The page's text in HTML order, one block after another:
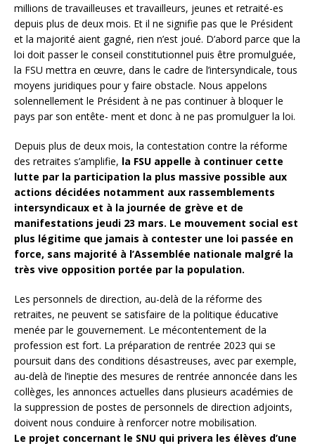
millions de travailleuses et travailleurs, jeunes et retraité-es
depuis plus de deux mois. Et il ne signifie pas que le Président
et la majorité aient gagné, rien n’est joué. D’abord parce que la
loi doit passer le conseil constitutionnel puis être promulguée,
la FSU mettra en œuvre, dans le cadre de l’intersyndicale, tous
moyens juridiques pour y faire obstacle. Nous appelons
solennellement le Président à ne pas continuer à bloquer le
pays par son entête- ment et donc à ne pas promulguer la loi.
Depuis plus de deux mois, la contestation contre la réforme
des retraites s’amplifie, la FSU appelle à continuer cette
lutte par la participation la plus massive possible aux
actions décidées notamment aux rassemblements
intersyndicaux et à la journée de grève et de
manifestations jeudi 23 mars. Le mouvement social est
plus légitime que jamais à contester une loi passée en
force, sans majorité à l’Assemblée nationale malgré la
très vive opposition portée par la population.
Les personnels de direction, au-delà de la réforme des
retraites, ne peuvent se satisfaire de la politique éducative
menée par le gouvernement. Le mécontentement de la
profession est fort. La préparation de rentrée 2023 qui se
poursuit dans des conditions désastreuses, avec par exemple,
au-delà de l’ineptie des mesures de rentrée annoncée dans les
collèges, les annonces actuelles dans plusieurs académies de
la suppression de postes de personnels de direction adjoints,
doivent nous conduire à renforcer notre mobilisation.
Le projet concernant le SNU qui privera les élèves d’une